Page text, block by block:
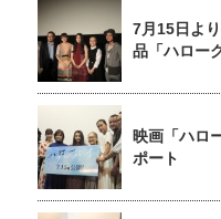
7月15日よ
品「ハロー
映画「ハロ
ポート